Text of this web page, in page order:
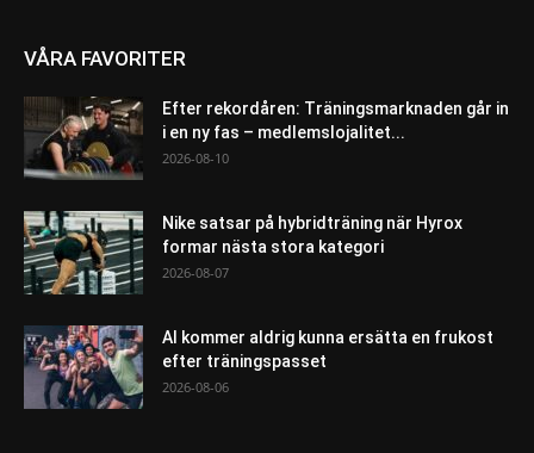
VÅRA FAVORITER
Efter rekordåren: Träningsmarknaden går in
i en ny fas – medlemslojalitet...
2026-08-10
Nike satsar på hybridträning när Hyrox
formar nästa stora kategori
2026-08-07
AI kommer aldrig kunna ersätta en frukost
efter träningspasset
2026-08-06